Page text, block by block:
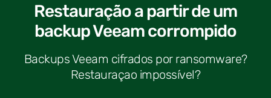
Restauração a partir de um
backup Veeam corrompido
Backups Veeam cifrados por ransomware?
Restauraçao impossível?